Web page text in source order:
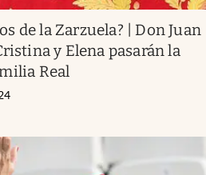
de la Zarzuela? | Don Juan
y Elena pasarán la
Real